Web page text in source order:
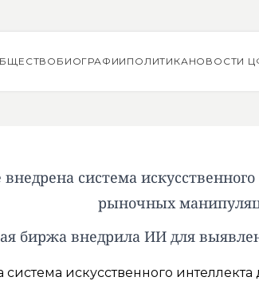
БИОГРАФИИ ПОЛИТИКАНОВОСТИ
система
рыночных
биржа внедрила ИИ для